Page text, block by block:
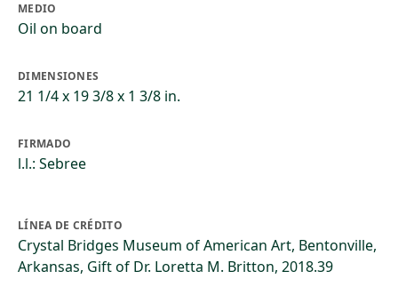
MEDIO
Oil on board
DIMENSIONES
21 1/4 x 19 3/8 x 1 3/8 in.
FIRMADO
l.l.: Sebree
LÍNEA DE CRÉDITO
Crystal Bridges Museum of American Art, Bentonville,
Arkansas, Gift of Dr. Loretta M. Britton, 2018.39